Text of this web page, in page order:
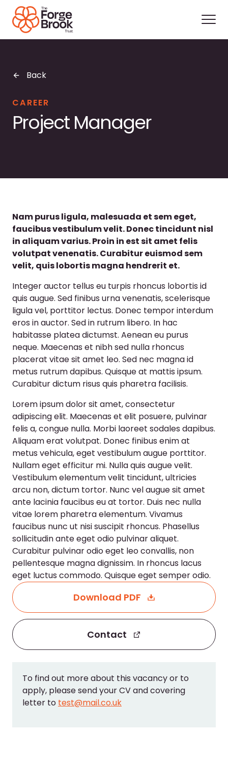
Back
CAREER
Project Manager
Download PDF
Contact
To find out more about this vacancy or to
apply, please send your CV and covering
letter to test@mail.co.uk
Nam purus ligula, malesuada et sem eget,
faucibus vestibulum velit. Donec tincidunt nisl
in aliquam varius. Proin in est sit amet felis
volutpat venenatis. Curabitur euismod sem
velit, quis lobortis magna hendrerit et.
Integer auctor tellus eu turpis rhoncus lobortis id
quis augue. Sed finibus urna venenatis, scelerisque
ligula vel, porttitor lectus. Donec tempor interdum
eros in auctor. Sed in rutrum libero. In hac
habitasse platea dictumst. Aenean eu purus
neque. Maecenas et nibh sed nulla rhoncus
placerat vitae sit amet leo. Sed nec magna id
metus rutrum dapibus. Quisque at mattis ipsum.
Curabitur dictum risus quis pharetra facilisis.
Lorem ipsum dolor sit amet, consectetur
adipiscing elit. Maecenas et elit posuere, pulvinar
felis a, congue nulla. Morbi laoreet sodales dapibus.
Aliquam erat volutpat. Donec finibus enim at
metus vehicula, eget vestibulum augue porttitor.
Nullam eget efficitur mi. Nulla quis augue velit.
Vestibulum elementum velit tincidunt, ultricies
arcu non, dictum tortor. Nunc vel augue sit amet
ante lacinia faucibus eu at tortor. Duis nec nulla
vitae lorem pharetra elementum. Vivamus
faucibus nunc ut nisi suscipit rhoncus. Phasellus
sollicitudin ante eget odio pulvinar aliquet.
Curabitur pulvinar odio eget leo convallis, non
pellentesque magna dignissim. In rhoncus lacus
eget luctus commodo. Quisque eget semper odio.